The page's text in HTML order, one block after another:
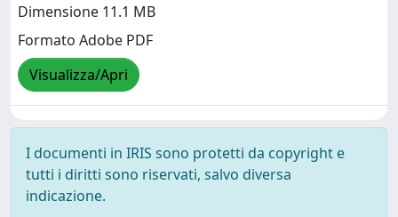
Dimensione 11.1 MB
Formato Adobe PDF
Visualizza/Apri
I documenti in IRIS sono protetti da copyright e
tutti i diritti sono riservati, salvo diversa
indicazione.